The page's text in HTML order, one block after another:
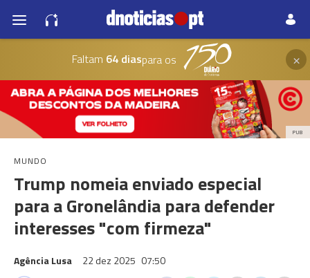
Faltam 64 diaspara os ×
PUB
MUNDO
Trump nomeia enviado especial
para a Gronelândia para defender
interesses "com firmeza"
Agência Lusa 22 dez 2025 07:50